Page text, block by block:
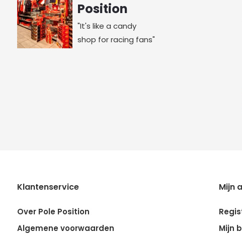
Position
"It's like a candy
shop for racing fans"
Klantenservice
Over Pole Position
Algemene voorwaarden
Mijn
Mijn